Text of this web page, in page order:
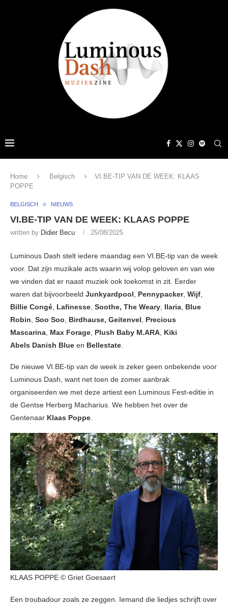
Home Belgisch
VI.BE-TIP VAN DE WEEK: KLAAS
POPPE
BELGISCH NIEUWS
VI.BE-TIP VAN DE WEEK: KLAAS POPPE
written by Didier Becu 25/08/2025
Luminous Dash stelt iedere maandag een VI.BE-tip van de week
voor. Dat zijn muzikale acts waarin wij volop geloven en van wie
we vinden dat er naast muziek ook toekomst in zit. Eerder
waren dat bijvoorbeeld Junkyardpool, Pennypacker, Wijf,
Billie Congé, Lafinesse, Soothe, The Weary, Ilaria, Blue
Robin, Soo Soo, Birdhause, Geitenvel, Precious
Mascarina, Max Forage, Plush Baby M.ARA, Kiki
Abels Danish Blue en Bellestate.
De nieuwe VI.BE-tip van de week is zeker geen onbekende voor
Luminous Dash, want net toen de zomer aanbrak
organiseerden we met deze artiest een Luminous Fest-editie in
de Gentse Herberg Macharius. We hebben het over de
Gentenaar Klaas Poppe.
KLAAS POPPE © Griet Goesaert
Een troubadour zoals ze zeggen. Iemand die liedjes schrijft over